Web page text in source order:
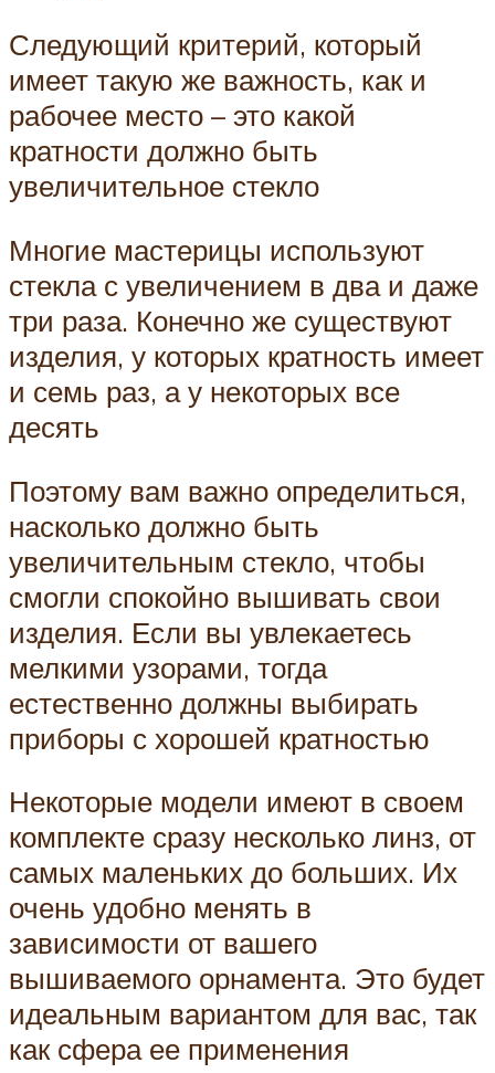
Следующий критерий, который
имеет такую же важность, как и
рабочее место – это какой
кратности должно быть
увеличительное стекло
Многие мастерицы используют
стекла с увеличением в два и даже
три раза. Конечно же существуют
изделия, у которых кратность имеет
и семь раз, а у некоторых все
десять
Поэтому вам важно определиться,
насколько должно быть
увеличительным стекло, чтобы
смогли спокойно вышивать свои
изделия. Если вы увлекаетесь
мелкими узорами, тогда
естественно должны выбирать
приборы с хорошей кратностью
Некоторые модели имеют в своем
комплекте сразу несколько линз, от
самых маленьких до больших. Их
очень удобно менять в
зависимости от вашего
вышиваемого орнамента. Это будет
идеальным вариантом для вас, так
как сфера ее применения